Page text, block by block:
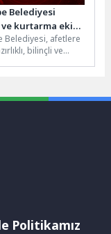
Belediyesi
ve kurtarma ekibi
arıyor
Belediyesi, afetlere
bilinçli ve
Politikamız